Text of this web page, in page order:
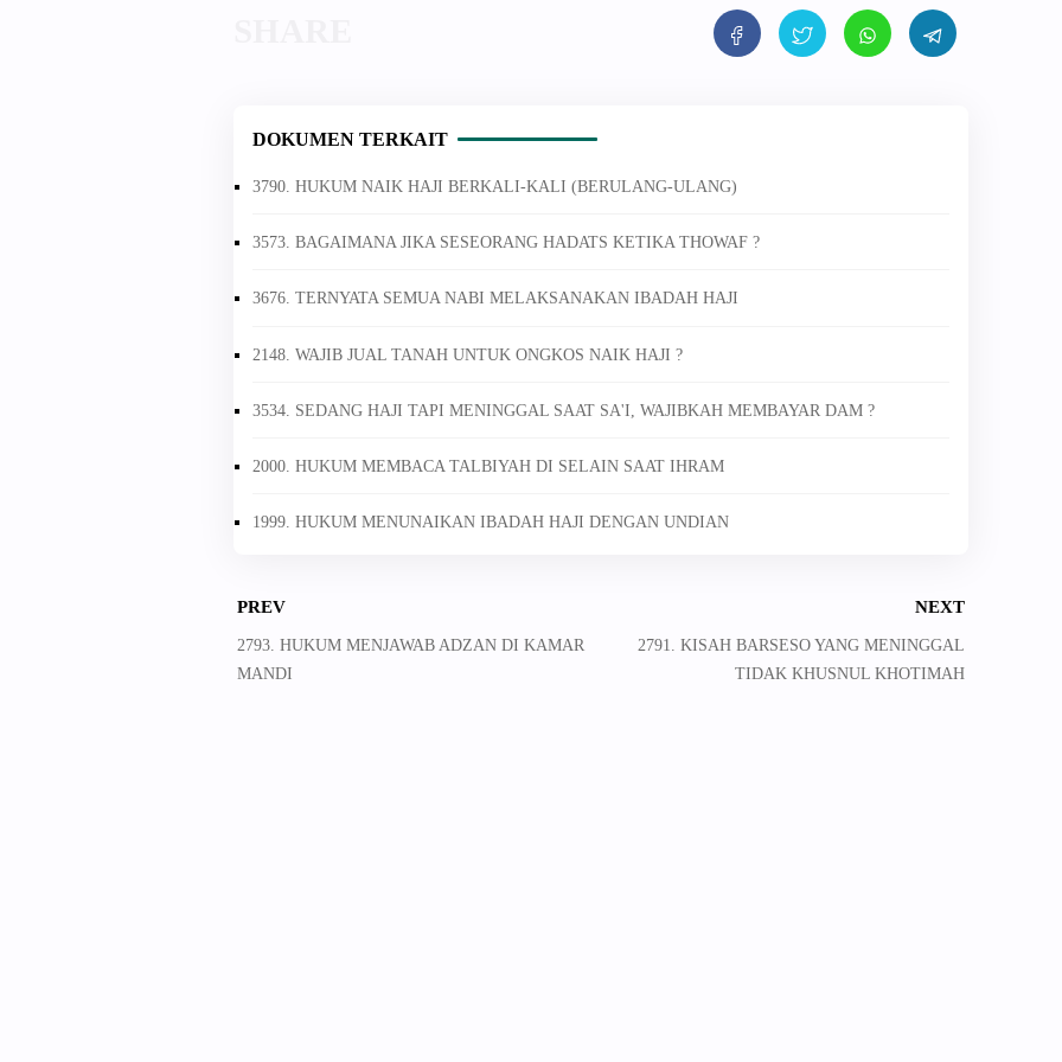
DOKUMEN TERKAIT
3790. HUKUM NAIK HAJI BERKALI-KALI (BERULANG-ULANG)
3573. BAGAIMANA JIKA SESEORANG HADATS KETIKA THOWAF ?
3676. TERNYATA SEMUA NABI MELAKSANAKAN IBADAH HAJI
2148. WAJIB JUAL TANAH UNTUK ONGKOS NAIK HAJI ?
3534. SEDANG HAJI TAPI MENINGGAL SAAT SA'I, WAJIBKAH MEMBAYAR DAM ?
2000. HUKUM MEMBACA TALBIYAH DI SELAIN SAAT IHRAM
1999. HUKUM MENUNAIKAN IBADAH HAJI DENGAN UNDIAN
PREV
2793. HUKUM MENJAWAB ADZAN DI KAMAR
MANDI
NEXT
2791. KISAH BARSESO YANG MENINGGAL
TIDAK KHUSNUL KHOTIMAH